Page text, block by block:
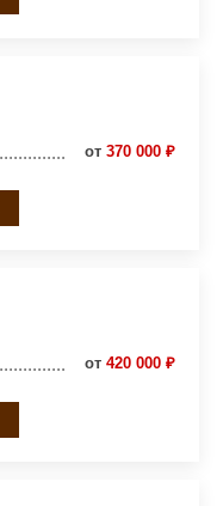
от 370 000 ₽
от 420 000 ₽